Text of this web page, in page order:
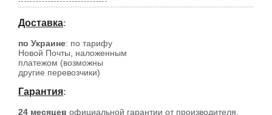
Доставка:
по Украине: по тарифу
Новой Почты, наложенным
платежом (возможны
другие перевозчики)
Гарантия:
24 месяцев официальной гарантии от производителя.